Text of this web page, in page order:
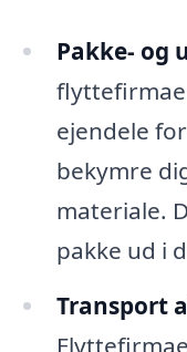
Pakke- og
ejendele
bekymre
materiale.
pakke ud i
Transport